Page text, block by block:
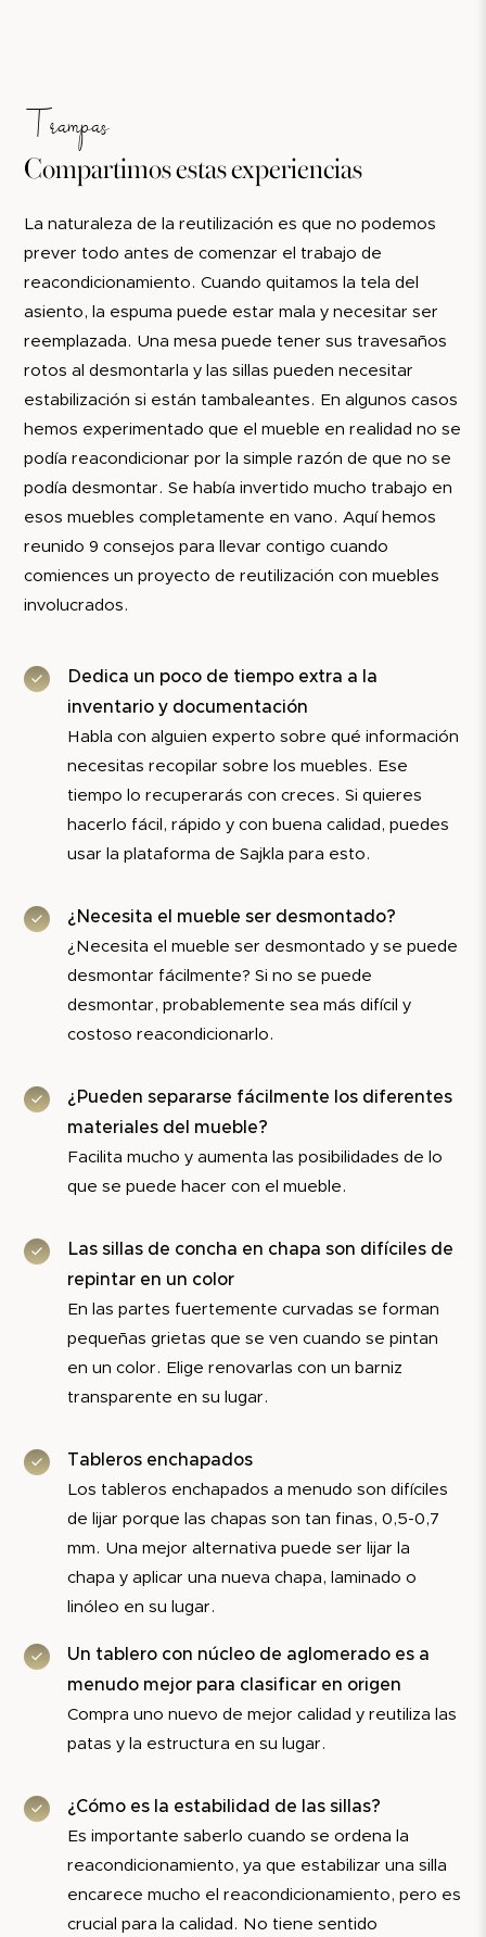
Trampas
Compartimos estas experiencias
La naturaleza de la reutilización es que no podemos
prever todo antes de comenzar el trabajo de
reacondicionamiento. Cuando quitamos la tela del
asiento, la espuma puede estar mala y necesitar ser
reemplazada. Una mesa puede tener sus travesaños
rotos al desmontarla y las sillas pueden necesitar
estabilización si están tambaleantes. En algunos casos
hemos experimentado que el mueble en realidad no se
podía reacondicionar por la simple razón de que no se
podía desmontar. Se había invertido mucho trabajo en
esos muebles completamente en vano. Aquí hemos
reunido 9 consejos para llevar contigo cuando
comiences un proyecto de reutilización con muebles
involucrados.
Dedica un poco de tiempo extra a la
inventario y documentación
Habla con alguien experto sobre qué información
necesitas recopilar sobre los muebles. Ese
tiempo lo recuperarás con creces. Si quieres
hacerlo fácil, rápido y con buena calidad, puedes
usar la plataforma de Sajkla para esto.
¿Necesita el mueble ser desmontado?
¿Necesita el mueble ser desmontado y se puede
desmontar fácilmente? Si no se puede
desmontar, probablemente sea más difícil y
costoso reacondicionarlo.
¿Pueden separarse fácilmente los diferentes
materiales del mueble?
Facilita mucho y aumenta las posibilidades de lo
que se puede hacer con el mueble.
Las sillas de concha en chapa son difíciles de
repintar en un color
En las partes fuertemente curvadas se forman
pequeñas grietas que se ven cuando se pintan
en un color. Elige renovarlas con un barniz
transparente en su lugar.
Tableros enchapados
Los tableros enchapados a menudo son difíciles
de lijar porque las chapas son tan finas, 0,5-0,7
mm. Una mejor alternativa puede ser lijar la
chapa y aplicar una nueva chapa, laminado o
linóleo en su lugar.
Un tablero con núcleo de aglomerado es a
menudo mejor para clasificar en origen
Compra uno nuevo de mejor calidad y reutiliza las
patas y la estructura en su lugar.
¿Cómo es la estabilidad de las sillas?
Es importante saberlo cuando se ordena la
reacondicionamiento, ya que estabilizar una silla
encarece mucho el reacondicionamiento, pero es
crucial para la calidad. No tiene sentido